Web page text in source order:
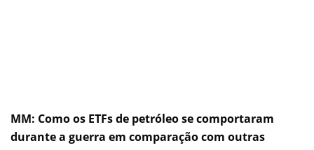
MM: Como os ETFs de petróleo se comportaram
durante a guerra em comparação com outras